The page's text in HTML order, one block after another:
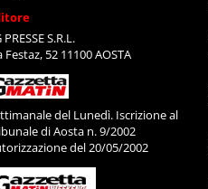
PRESSE S.R.L.
Festaz, 52 11100 AOSTA
del Lunedì. Iscrizione al
di Aosta n. 9/2002
del 20/05/2002